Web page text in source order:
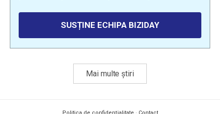
SUSȚINE ECHIPA BIZIDAY
Mai multe știri